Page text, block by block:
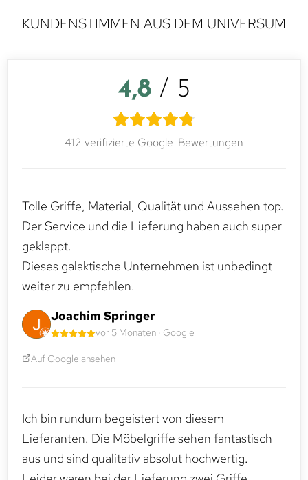
KUNDENSTIMMEN AUS DEM UNIVERSUM
4,8 / 5
412 verifizierte Google-Bewertungen
Tolle Griffe, Material, Qualität und Aussehen top.
Der Service und die Lieferung haben auch super
geklappt.
Dieses galaktische Unternehmen ist unbedingt
weiter zu empfehlen.
Joachim Springer
vor 5 Monaten · Google
Auf Google ansehen
Ich bin rundum begeistert von diesem
Lieferanten. Die Möbelgriffe sehen fantastisch
aus und sind qualitativ absolut hochwertig.